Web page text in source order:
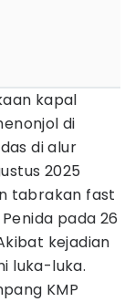
kapal
di
di alur
2025
tabrakan fast
pada 26
kejadian
luka-luka.
KMP